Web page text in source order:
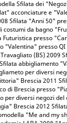
Sfilata dei
acconciature e
Sfilata "Anni 50"
costumi da bagno
Futuristica presso
"Valentina" presso QI
(BS) 2009
abbigliamento
per diversi
Brescia 2011
di Brescia presso
per diversi negozi del
Brescia 2012
"Me and my